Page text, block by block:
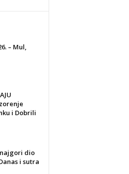
– Mul,
i Dobrili
dio
i sutra